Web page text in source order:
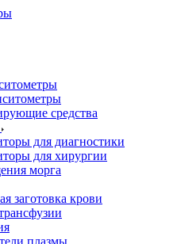
средства
для диагностики
для хирургии
морга
заготовка крови
плазмы